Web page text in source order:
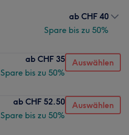
ab CHF 40
Spare bis zu 50%
ab CHF 35
Spare bis zu 50%
Auswählen
ab CHF 52.50
Spare bis zu 50%
Auswählen